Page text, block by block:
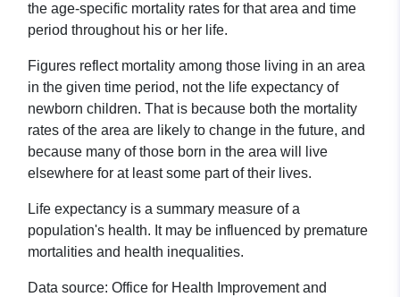
the age-specific mortality rates for that area and time
period throughout his or her life.
Figures reflect mortality among those living in an area
in the given time period, not the life expectancy of
newborn children. That is because both the mortality
rates of the area are likely to change in the future, and
because many of those born in the area will live
elsewhere for at least some part of their lives.
Life expectancy is a summary measure of a
population's health. It may be influenced by premature
mortalities and health inequalities.
Data source: Office for Health Improvement and